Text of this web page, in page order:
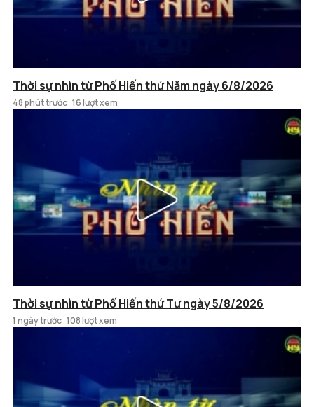
Thời sự nhìn từ Phố Hiến thứ Năm ngày 6/8/2026
48 phút trước 16 lượt xem
Thời sự nhìn từ Phố Hiến thứ Tư ngày 5/8/2026
1 ngày trước 108 lượt xem